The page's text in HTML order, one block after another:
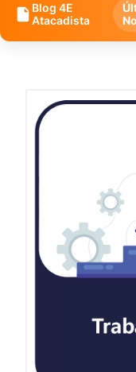
Blog 4E
Atacadista